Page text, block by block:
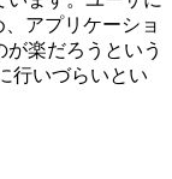
アプリケーショ
楽だろうという
行いづらいとい